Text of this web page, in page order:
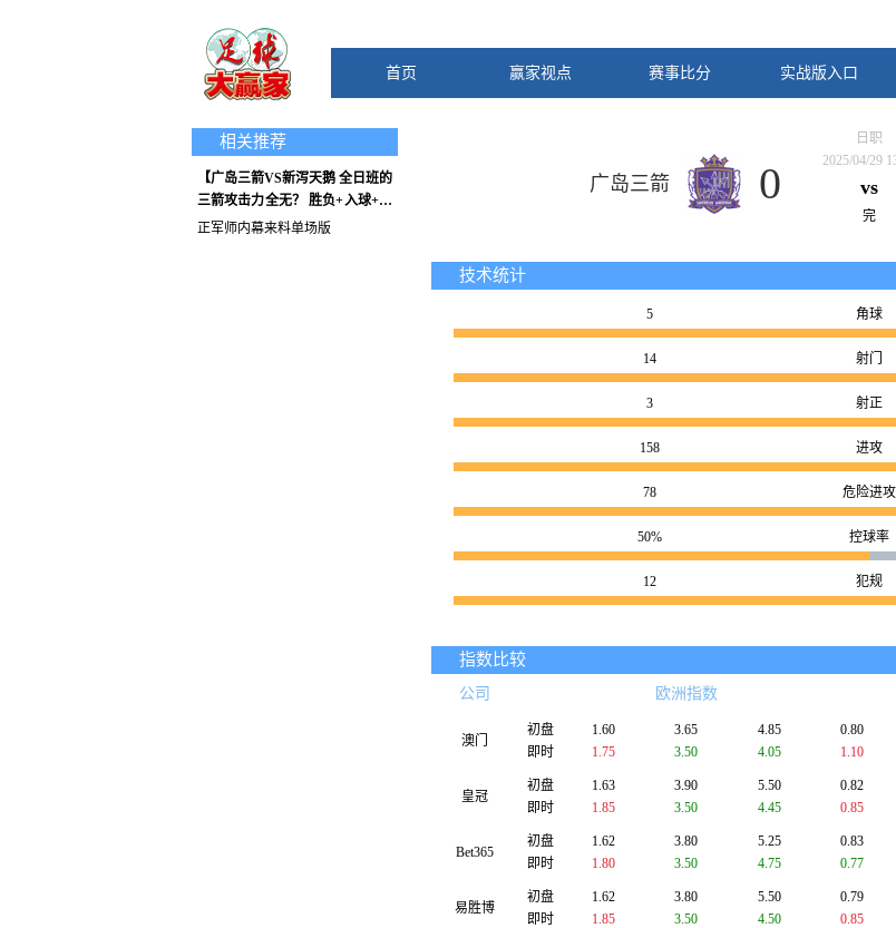
首页 赢家视点 赛事比分 实战版入口
相关推荐
正军师内幕来料单场版
【广岛三箭VS新泻天鹅 全日班的
三箭攻击力全无？ 胜负+入球+比
分】
日职
2025/04/29
vs
完
0
广岛三箭
技术统计
5 角球
14 射门
3 射正
158 进攻
78 危险进攻
50% 控球率
12 犯规
指数比较
公司 欧洲指数
澳门
初盘
即时
1.60 3.65
4.85
1.75
3.50 4.05
0.80
1.10
皇冠
初盘
即时
1.63 3.90
5.50
1.85
3.50 4.45
0.82
0.85
Bet365
初盘
即时
1.62 3.80
5.25
1.80
3.50 4.75
0.83
0.77
易胜博
初盘
即时
1.62 3.80
5.50
1.85
3.50 4.50
0.79
0.85